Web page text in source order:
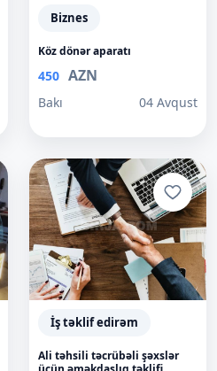
Biznes
Köz dönər aparatı
450 AZN
Bakı 04 Avqust
İş təklif edirəm
Ali təhsili təcrübəli şəxslər